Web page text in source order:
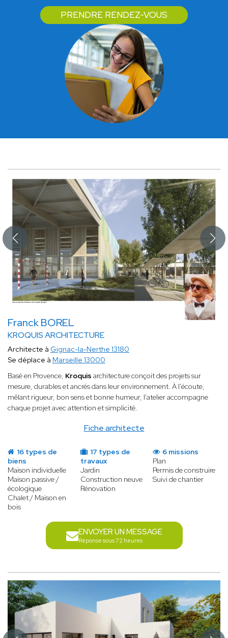
PRENDRE RENDEZ-VOUS
Franck BOREL
KROQUIS ARCHITECTURE
Fiche architecte
Architecte à Gignac-la-Nerthe 13180
Se déplace à Marseille 13000
Basé en Provence, Kroquis architecture conçoit des projets sur
mesure, durables et ancrés dans leur environnement. À l'écoute,
mêlant rigueur, bon sens et bonne humeur, l'atelier accompagne
chaque projet avec attention et simplicité.
16 types de
biens
Maison individuelle
Maison passive /
écologique
Chalet / Maison en
bois
17 types de
travaux
Jardin
Construction neuve
Rénovation
6 missions
Plan
Permis de construire
Suivi de chantier
ENVOYER UN MESSAGE
Réponse sous 72 heures